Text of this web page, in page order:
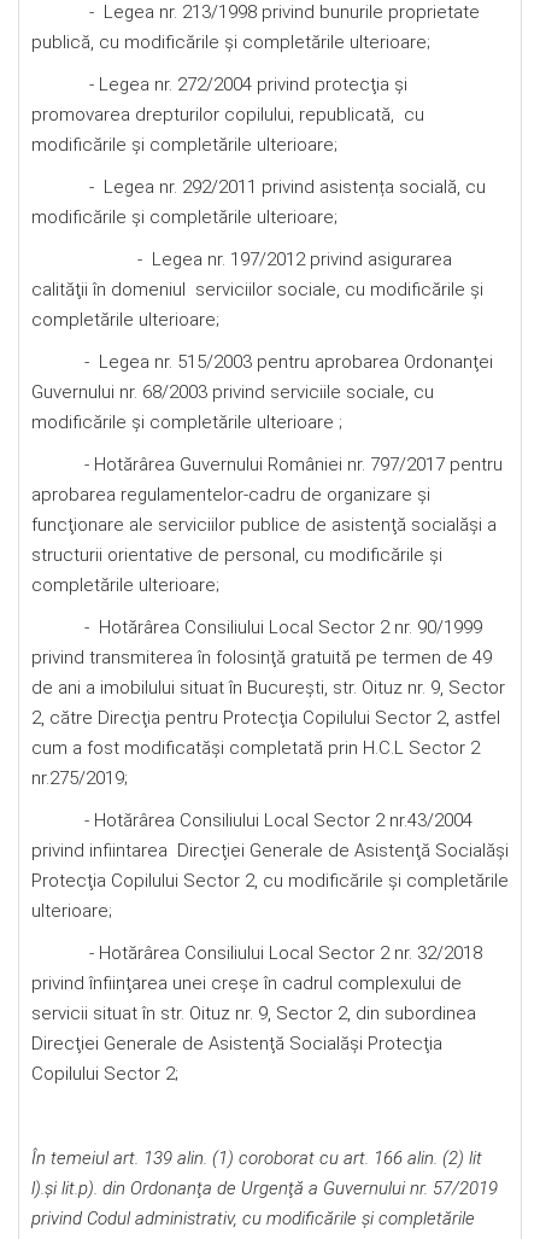
- Legea nr. 213/1998 privind bunurile proprietate
publică, cu modificările și completările ulterioare;
- Legea nr. 272/2004 privind protecţia şi
promovarea drepturilor copilului, republicată, cu
modificările şi completările ulterioare;
- Legea nr. 292/2011 privind asistența socială, cu
modificările şi completările ulterioare;
- Legea nr. 197/2012 privind asigurarea
calităţii în domeniul serviciilor sociale, cu modificările şi
completările ulterioare;
- Legea nr. 515/2003 pentru aprobarea Ordonanţei
Guvernului nr. 68/2003 privind serviciile sociale, cu
modificările şi completările ulterioare ;
- Hotărârea Guvernului României nr. 797/2017 pentru
aprobarea regulamentelor-cadru de organizare şi
funcţionare ale serviciilor publice de asistenţă socialăşi a
structurii orientative de personal, cu modificările şi
completările ulterioare;
- Hotărârea Consiliului Local Sector 2 nr. 90/1999
privind transmiterea în folosinţă gratuită pe termen de 49
de ani a imobilului situat în Bucureşti, str. Oituz nr. 9, Sector
2, către Direcţia pentru Protecţia Copilului Sector 2, astfel
cum a fost modificatăşi completată prin H.C.L Sector 2
nr.275/2019;
- Hotărârea Consiliului Local Sector 2 nr.43/2004
privind infiintarea Direcţiei Generale de Asistenţă Socialăşi
Protecţia Copilului Sector 2, cu modificările şi completările
ulterioare;
- Hotărârea Consiliului Local Sector 2 nr. 32/2018
privind înfiinţarea unei creșe în cadrul complexului de
servicii situat în str. Oituz nr. 9, Sector 2, din subordinea
Direcţiei Generale de Asistenţă Socialăşi Protecţia
Copilului Sector 2;
În temeiul art. 139 alin. (1) coroborat cu art. 166 alin. (2) lit
l).şi lit.p). din Ordonanţa de Urgenţă a Guvernului nr. 57/2019
privind Codul administrativ, cu modificările și completările